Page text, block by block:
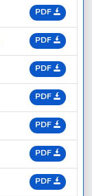
PDF
PDF
PDF
PDF
PDF
PDF
PDF